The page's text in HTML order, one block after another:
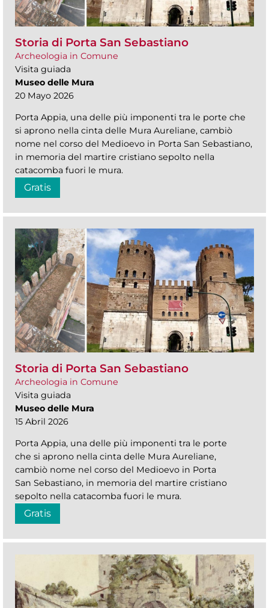
Storia di Porta San Sebastiano
Archeologia in Comune
Visita guiada
Museo delle Mura
20 Mayo 2026
Porta Appia, una delle più imponenti tra le porte che
si aprono nella cinta delle Mura Aureliane, cambiò
nome nel corso del Medioevo in Porta San Sebastiano,
in memoria del martire cristiano sepolto nella
catacomba fuori le mura.
Gratis
Storia di Porta San Sebastiano
Archeologia in Comune
Visita guiada
Museo delle Mura
15 Abril 2026
Porta Appia, una delle più imponenti tra le porte
che si aprono nella cinta delle Mura Aureliane,
cambiò nome nel corso del Medioevo in Porta
San Sebastiano, in memoria del martire cristiano
sepolto nella catacomba fuori le mura.
Gratis